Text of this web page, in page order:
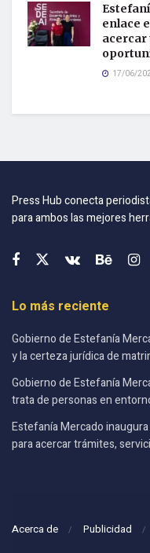
enlace
acercar
17/06/
Press Hub conecta
para ambos las mejores
Lo más reciente
Gobierno de Estefanía
y la certeza jurídica de
Gobierno de Estefanía
trata de personas en
Estefanía Mercado
para acercar trámites,
Acerca de Publicidad